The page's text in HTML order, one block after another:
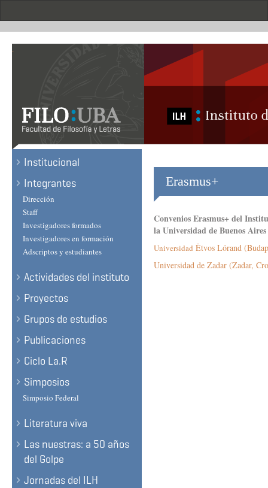
.
Institucional
Integrantes
Dirección
Staff
Investigadores formados
Investigadores en formación
Adscriptos y estudiantes
Actividades del instituto
Proyectos
Grupos de estudios
Publicaciones
Ciclo La.R
Simposios
Simposio Federal
Literatura viva
Las nuestras: a 50 años
del Golpe
Jornadas del ILH
Erasmus+
Convenios Erasmus+ del
la Universidad de Buenos Aires
Universidad Ëtvos Lórand
Universidad de Zadar (Zadar,